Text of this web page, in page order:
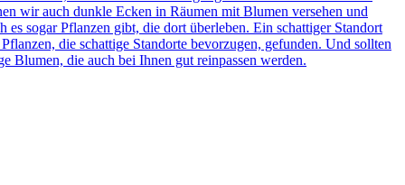
wir auch dunkle Ecken in Räumen mit Blumen versehen und
sogar Pflanzen gibt, die dort überleben. Ein schattiger Standort
die schattige Standorte bevorzugen, gefunden. Und sollten
Blumen, die auch bei Ihnen gut reinpassen werden.